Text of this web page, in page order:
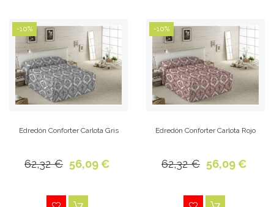
-10%
Edredón Conforter Carlota Gris
62,32 € 56,09 €
-10%
Edredón Conforter Carlota Rojo
62,32 € 56,09 €